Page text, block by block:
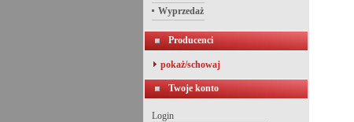
Wyprzedaż
Producenci
pokaż/schowaj
Twoje konto
Login